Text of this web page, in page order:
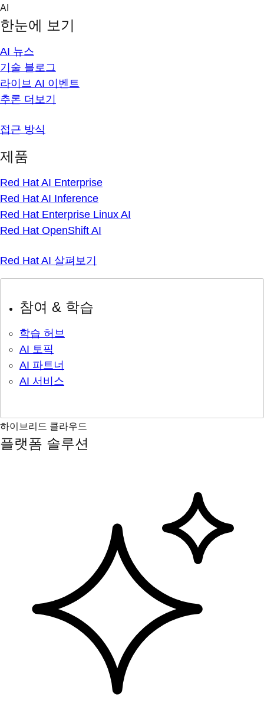
Skip
content
AI
한눈에 보기
AI 뉴스
기술 블로그
라이브 AI 이벤트
추론 더보기
접근 방식
제품
Red Hat AI Enterprise
Red Hat AI Inference
Red Hat Enterprise Linux AI
Red Hat OpenShift AI
Red Hat AI 살펴보기
참여 & 학습
학습 허브
AI 토픽
AI 파트너
AI 서비스
하이브리드 클라우드
플랫폼 솔루션